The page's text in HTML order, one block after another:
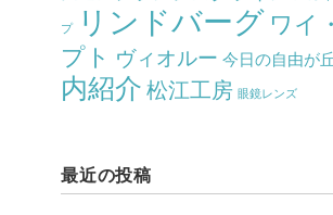
プ リンドバーグ ワイ
プト ヴィオルー 今日の自由が丘
内紹介 松江工房 眼鏡レンズ
最近の投稿